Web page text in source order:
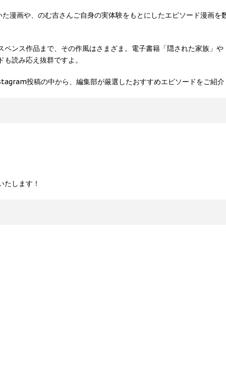
画や、のむ吉さんご自身の実体験をもとにしたエピソード漫画を
ンス作品まで、その作風はさまざま。電子書籍「隠された家族」
読み応え抜群ですよ。
投稿の中から、編集部が厳選したおすすめエピソードをご紹
します！